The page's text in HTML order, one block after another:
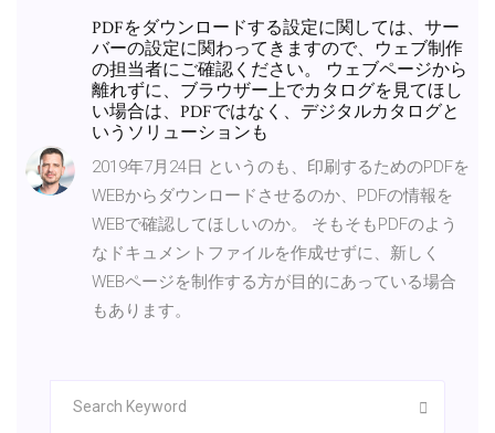
PDFをダウンロードする設定に関しては、サー
バーの設定に関わってきますので、ウェブ制作
の担当者にご確認ください。 ウェブページから
離れずに、ブラウザー上でカタログを見てほし
い場合は、PDFではなく、デジタルカタログと
いうソリューションも
2019年7月24日 というのも、印刷するためのPDFを
WEBからダウンロードさせるのか、PDFの情報を
WEBで確認してほしいのか。 そもそもPDFのよう
なドキュメントファイルを作成せずに、新しく
WEBページを制作する方が目的にあっている場合
もあります。